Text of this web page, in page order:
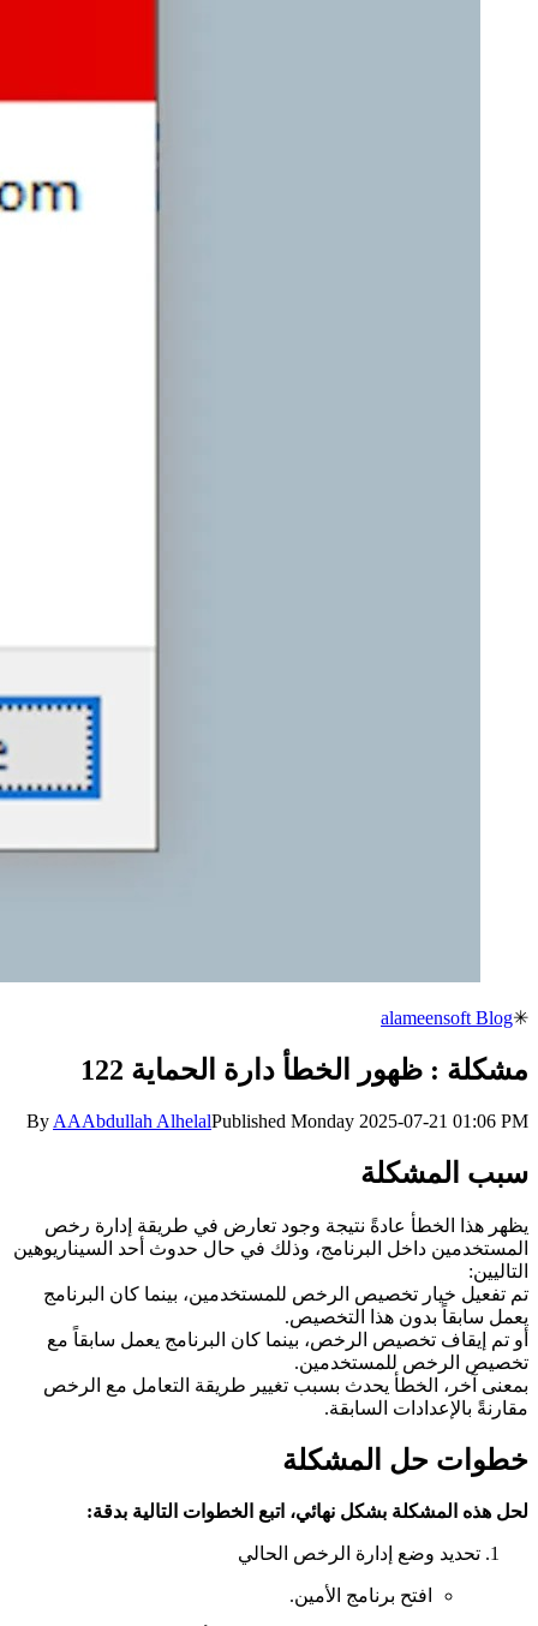
✳
alameensoft Blog
مشكلة : ظهور الخطأ دارة الحماية 122
By AAAbdullah AlhelalPublished Monday 2025-07-21 01:06 PM
سبب المشكلة
يظهر هذا الخطأ عادةً نتيجة وجود تعارض في طريقة إدارة رخص
المستخدمين داخل البرنامج، وذلك في حال حدوث أحد السيناريوهين
التاليين:
تم تفعيل خيار تخصيص الرخص للمستخدمين، بينما كان البرنامج
يعمل سابقاً بدون هذا التخصيص.
أو تم إيقاف تخصيص الرخص، بينما كان البرنامج يعمل سابقاً مع
تخصيص الرخص للمستخدمين.
بمعنى آخر، الخطأ يحدث بسبب تغيير طريقة التعامل مع الرخص
مقارنةً بالإعدادات السابقة.
خطوات حل المشكلة
لحل هذه المشكلة بشكل نهائي، اتبع الخطوات التالية بدقة:
تحديد وضع إدارة الرخص الحالي
افتح برنامج الأمين.